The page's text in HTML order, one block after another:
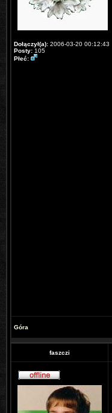
Dołączył(a): 2006-03-20 00:12:43
Posty: 105
Płeć:
Góra
faszczi